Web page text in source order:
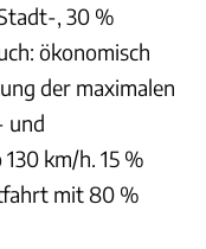
, 30 %
ökonomisch
der maximalen
und
km/h. 15 %
mit 80 %